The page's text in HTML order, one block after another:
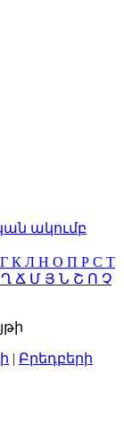
ակումբ
Г К Л Н О П Р С Т
Ղ Ճ Մ Յ Ն Շ Ո Չ
| Բրեդբերի